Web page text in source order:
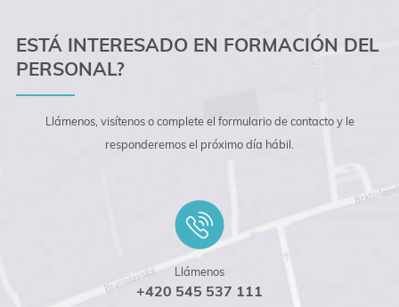
ESTÁ INTERESADO EN FORMACIÓN DEL
PERSONAL?
Llámenos, visítenos o complete el formulario de contacto y le
responderemos el próximo día hábil.
Llámenos
+420 545 537 111